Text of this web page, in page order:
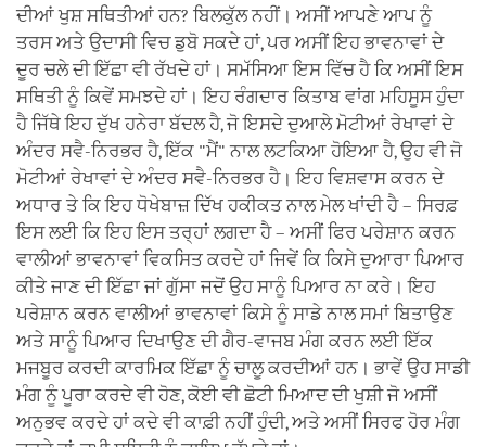
ਦੀਆਂ ਖੁਸ਼ ਸਥਿਤੀਆਂ ਹਨ? ਬਿਲਕੁੱਲ ਨਹੀਂ। ਅਸੀਂ ਆਪਣੇ ਆਪ ਨੂੰ
ਤਰਸ ਅਤੇ ਉਦਾਸੀ ਵਿਚ ਡੁਬੋ ਸਕਦੇ ਹਾਂ, ਪਰ ਅਸੀਂ ਇਹ ਭਾਵਨਾਵਾਂ ਦੇ
ਦੂਰ ਚਲੇ ਦੀ ਇੱਛਾ ਵੀ ਰੱਖਦੇ ਹਾਂ। ਸਮੱਸਿਆ ਇਸ ਵਿੱਚ ਹੈ ਕਿ ਅਸੀਂ ਇਸ
ਸਥਿਤੀ ਨੂੰ ਕਿਵੇਂ ਸਮਝਦੇ ਹਾਂ। ਇਹ ਰੰਗਦਾਰ ਕਿਤਾਬ ਵਾਂਗ ਮਹਿਸੂਸ ਹੁੰਦਾ
ਹੈ ਜਿੱਥੇ ਇਹ ਦੁੱਖ ਹਨੇਰਾ ਬੱਦਲ ਹੈ, ਜੋ ਇਸਦੇ ਦੁਆਲੇ ਮੋਟੀਆਂ ਰੇਖਾਵਾਂ ਦੇ
ਅੰਦਰ ਸਵੈ-ਨਿਰਭਰ ਹੈ, ਇੱਕ "ਮੈਂ" ਨਾਲ ਲਟਕਿਆ ਹੋਇਆ ਹੈ, ਉਹ ਵੀ ਜੋ
ਮੋਟੀਆਂ ਰੇਖਾਵਾਂ ਦੇ ਅੰਦਰ ਸਵੈ-ਨਿਰਭਰ ਹੈ। ਇਹ ਵਿਸ਼ਵਾਸ ਕਰਨ ਦੇ
ਅਧਾਰ ਤੇ ਕਿ ਇਹ ਧੋਖੇਬਾਜ਼ ਦਿੱਖ ਹਕੀਕਤ ਨਾਲ ਮੇਲ ਖਾਂਦੀ ਹੈ – ਸਿਰਫ਼
ਇਸ ਲਈ ਕਿ ਇਹ ਇਸ ਤਰ੍ਹਾਂ ਲਗਦਾ ਹੈ – ਅਸੀਂ ਫਿਰ ਪਰੇਸ਼ਾਨ ਕਰਨ
ਵਾਲੀਆਂ ਭਾਵਨਾਵਾਂ ਵਿਕਸਿਤ ਕਰਦੇ ਹਾਂ ਜਿਵੇਂ ਕਿ ਕਿਸੇ ਦੁਆਰਾ ਪਿਆਰ
ਕੀਤੇ ਜਾਣ ਦੀ ਇੱਛਾ ਜਾਂ ਗੁੱਸਾ ਜਦੋਂ ਉਹ ਸਾਨੂੰ ਪਿਆਰ ਨਾ ਕਰੇ। ਇਹ
ਪਰੇਸ਼ਾਨ ਕਰਨ ਵਾਲੀਆਂ ਭਾਵਨਾਵਾਂ ਕਿਸੇ ਨੂੰ ਸਾਡੇ ਨਾਲ ਸਮਾਂ ਬਿਤਾਉਣ
ਅਤੇ ਸਾਨੂੰ ਪਿਆਰ ਦਿਖਾਉਣ ਦੀ ਗੈਰ-ਵਾਜਬ ਮੰਗ ਕਰਨ ਲਈ ਇੱਕ
ਮਜਬੂਰ ਕਰਦੀ ਕਾਰਮਿਕ ਇੱਛਾ ਨੂੰ ਚਾਲੂ ਕਰਦੀਆਂ ਹਨ। ਭਾਵੇਂ ਉਹ ਸਾਡੀ
ਮੰਗ ਨੂੰ ਪੂਰਾ ਕਰਦੇ ਵੀ ਹੋਣ, ਕੋਈ ਵੀ ਛੋਟੀ ਮਿਆਦ ਦੀ ਖੁਸ਼ੀ ਜੋ ਅਸੀਂ
ਅਨੁਭਵ ਕਰਦੇ ਹਾਂ ਕਦੇ ਵੀ ਕਾਫ਼ੀ ਨਹੀਂ ਹੁੰਦੀ, ਅਤੇ ਅਸੀਂ ਸਿਰਫ ਹੋਰ ਮੰਗ